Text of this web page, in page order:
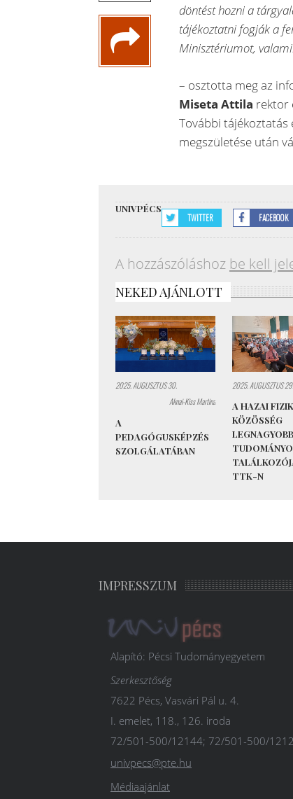
döntést hozni a
tájékoztatni fogják a
Minisztériumot,
– osztotta meg az
Miseta Attila rektor
További tájékoztatás
megszületése után
UNIVPÉCS
TWITTER FACEBOOK
A hozzászóláshoz be kell
NEKED AJÁNLOTT
2025. AUGUSZTUS 30.
Aknai-Kiss Martina
A
PEDAGÓGUSKÉPZÉS
SZOLGÁLATÁBAN
2025. AUGUSZTUS 29.
A HAZAI
KÖZÖSSÉG
LEGNAGYOBB
TTK-N
IMPRESSZUM
Alapító: Pécsi Tudományegyetem
Szerkesztőség
7622 Pécs, Vasvári Pál u. 4.
I. emelet, 118., 126. iroda
72/501-500/12144; 72/501-500/
univpecs@pte.hu
Médiaajánlat